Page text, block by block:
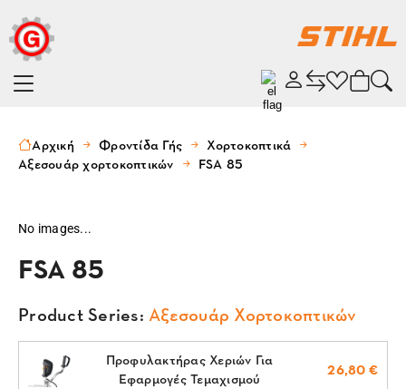
Αρχική Φροντίδα Γής
Χορτοκοπτικά
Αξεσουάρ χορτοκοπτικών
FSA 85
No images...
FSA 85
Product Series: Αξεσουάρ Χορτοκοπτικών
Προφυλακτήρας Χεριών Για
Εφαρμογές Τεμαχισμού
26,80 €